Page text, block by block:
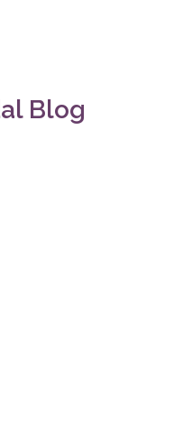
Blog